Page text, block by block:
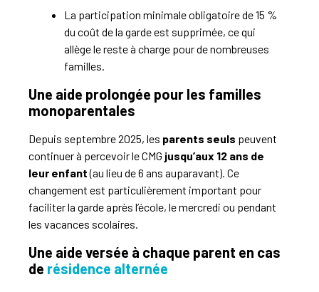
La participation minimale obligatoire de 15 %
du coût de la garde est supprimée, ce qui
allège le reste à charge pour de nombreuses
familles.
Une aide prolongée pour les familles
monoparentales
Depuis septembre 2025, les parents seuls peuvent
continuer à percevoir le CMG jusqu’aux 12 ans de
leur enfant(au lieu de 6 ans auparavant). Ce
changement est particulièrement important pour
faciliter la garde après l’école, le mercredi ou pendant
les vacances scolaires.
Une aide versée à chaque parent en cas
de résidence alternée